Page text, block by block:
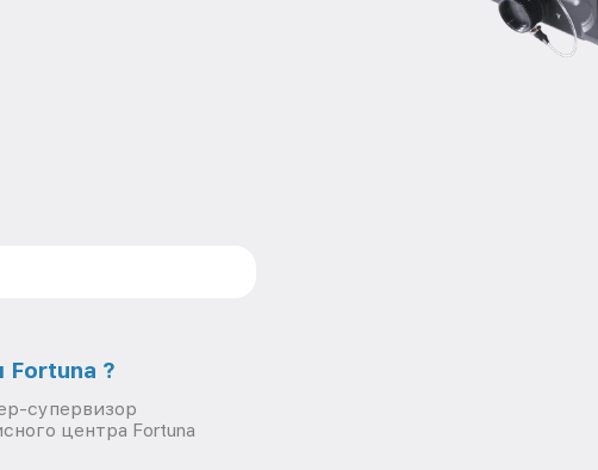
Fortuna ?
супервизор
центра Fortuna